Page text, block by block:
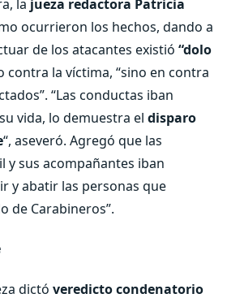
la jueza redactora Patricia
ocurrieron los hechos, dando a
de los atacantes existió “dolo
contra la víctima, “sino en contra
“Las conductas iban
vida, lo demuestra el disparo
“, aseveró. Agregó que las
y sus acompañantes iban
y abatir las personas que
de Carabineros”.
dictó veredicto condenatorio